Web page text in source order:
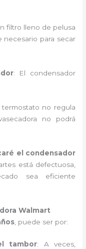
filtro lleno de pelusa
para secar
: El condensador
termostato no regula
no podrá
el condensador
está defectuosa,
sea eficiente
Walmart
, puede ser por:
tambor: A veces,